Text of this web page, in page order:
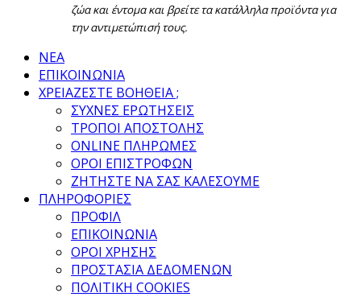
ζώα και έντομα και βρείτε τα κατάλληλα προϊόντα για
την αντιμετώπισή τους.
ΝΕΑ
ΕΠΙΚΟΙΝΩΝΙΑ
ΧΡΕΙΑΖΕΣΤΕ ΒΟΗΘΕΙΑ ;
ΣΥΧΝΕΣ ΕΡΩΤΗΣΕΙΣ
ΤΡΟΠΟΙ ΑΠΟΣΤΟΛΗΣ
ONLINE ΠΛΗΡΩΜΕΣ
ΟΡΟΙ ΕΠΙΣΤΡΟΦΩΝ
ΖΗΤΗΣΤΕ ΝΑ ΣΑΣ ΚΑΛΕΣΟΥΜΕ
ΠΛΗΡΟΦΟΡΙΕΣ
ΠΡΟΦΙΛ
ΕΠΙΚΟΙΝΩΝΙΑ
ΟΡΟΙ ΧΡΗΣΗΣ
ΠΡΟΣΤΑΣΙΑ ΔΕΔΟΜΕΝΩΝ
ΠΟΛΙΤΙΚΗ COOKIES